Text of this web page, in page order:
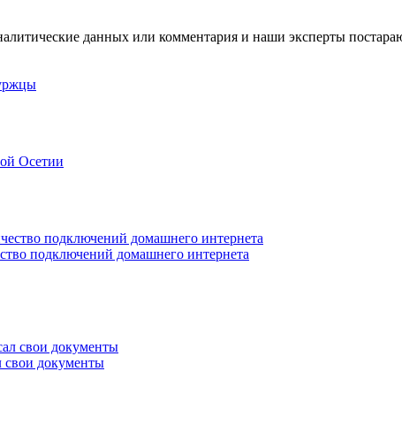
данных или комментария и наши эксперты
Осетии
подключений домашнего интернета
свои документы